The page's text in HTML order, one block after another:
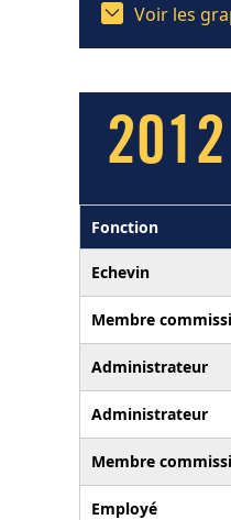
Voir les
2012
Fonction
Echevin
Membre
Administrateur
Administrateur
Membre
Employé